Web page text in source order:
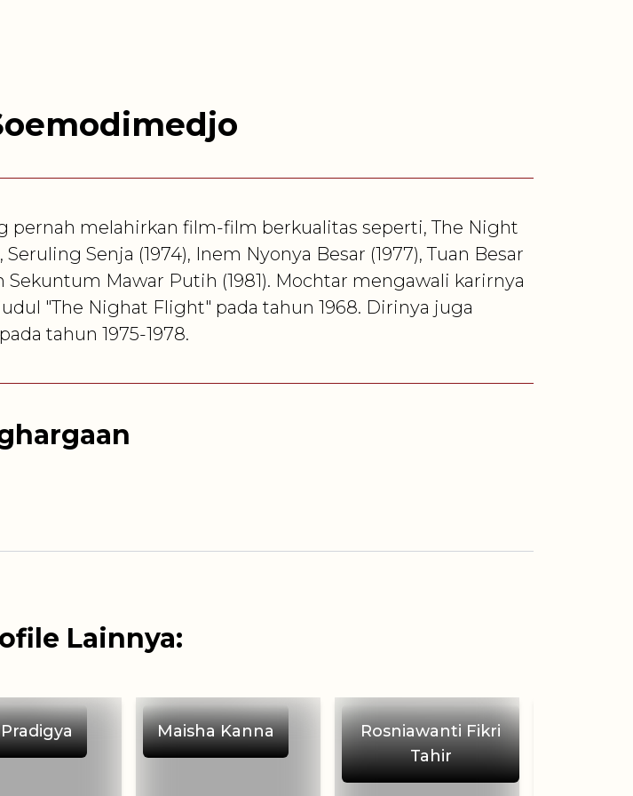
pernah melahirkan film-film berkualitas seperti, The Night
Senja (1974), Inem Nyonya Besar (1977), Tuan Besar
Sekuntum Mawar Putih (1981). Mochtar mengawali karirnya
"The Nighat Flight" pada tahun 1968. Dirinya juga
tahun 1975-1978.
Lainnya:
Maisha Kanna
Rosniawanti Fikri
Tahir